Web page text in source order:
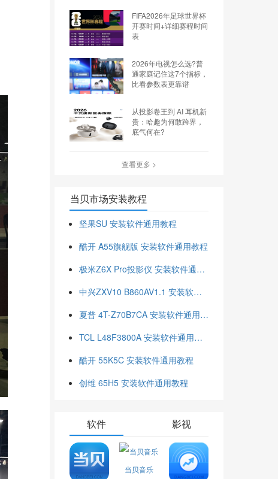
FIFA2026年足球世界杯
开赛时间+详细赛程时间
表
2026年电视怎么选?普
通家庭记住这7个指标，
比看参数表更靠谱
从投影卷王到 AI 耳机新
贵：哈趣为何敢跨界，
底气何在?
查看更多 >
当贝市场安装教程
坚果SU 安装软件通用教程
酷开 A55旗舰版 安装软件通用教程
极米Z6X Pro投影仪 安装软件通用教程
中兴ZXV10 B860AV1.1 安装软件通用教程
夏普 4T-Z70B7CA 安装软件通用教程
TCL L48F3800A 安装软件通用教程
酷开 55K5C 安装软件通用教程
创维 65H5 安装软件通用教程
软件 影视
当贝音乐